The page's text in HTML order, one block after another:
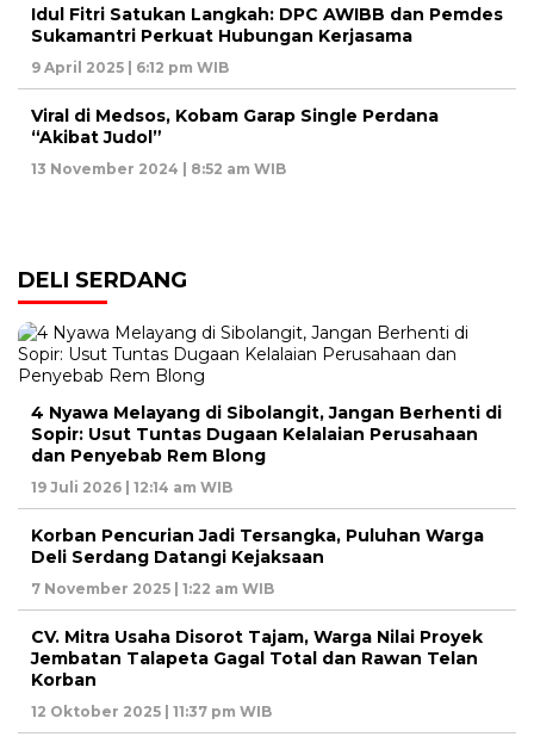
Idul Fitri Satukan Langkah: DPC AWIBB dan Pemdes
Sukamantri Perkuat Hubungan Kerjasama
9 April 2025 | 6:12 pm WIB
Viral di Medsos, Kobam Garap Single Perdana
“Akibat Judol”
13 November 2024 | 8:52 am WIB
DELI SERDANG
4 Nyawa Melayang di Sibolangit, Jangan Berhenti di
Sopir: Usut Tuntas Dugaan Kelalaian Perusahaan
dan Penyebab Rem Blong
19 Juli 2026 | 12:14 am WIB
Korban Pencurian Jadi Tersangka, Puluhan Warga
Deli Serdang Datangi Kejaksaan
7 November 2025 | 1:22 am WIB
CV. Mitra Usaha Disorot Tajam, Warga Nilai Proyek
Jembatan Talapeta Gagal Total dan Rawan Telan
Korban
12 Oktober 2025 | 11:37 pm WIB